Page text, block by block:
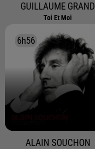
GUILLAUME GRAND
Toi Et Moi
6h56
6h56
ALAIN SOUCHON